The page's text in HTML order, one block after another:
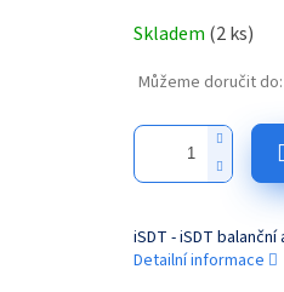
cena:
Skladem (2 ks)
Můžeme doručit do:
iSDT - iSDT
Detailní informace